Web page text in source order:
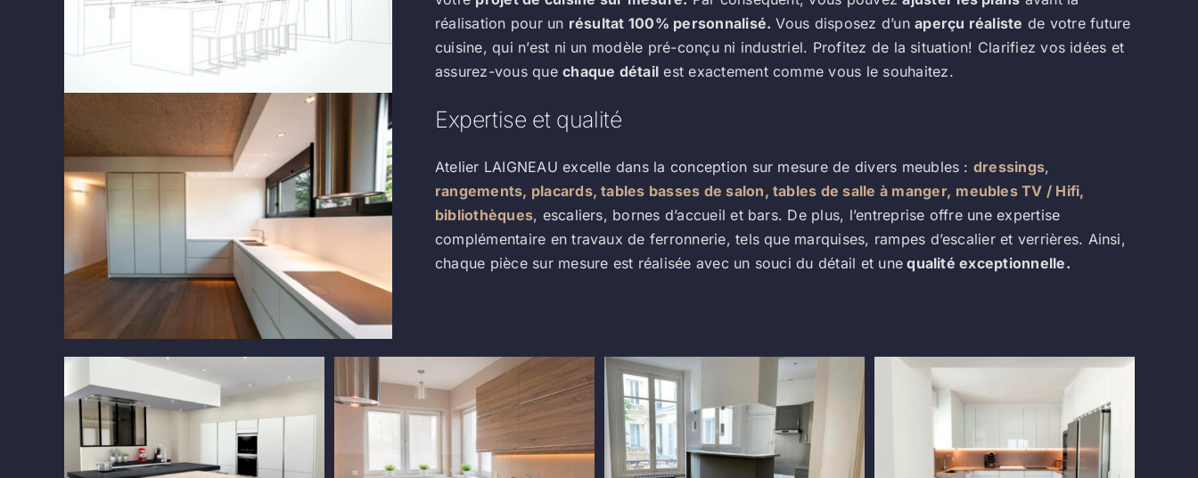
réalisation pour un résultat 100% personnalisé. Vous disposez d’unaperçu réaliste de votre future
cuisine, qui n’est ni un modèle pré-conçu ni industriel. Profitez de la situation! Clarifiez vos idées et
assurez-vous quechaque détail est exactement comme vous le souhaitez.
Expertise et qualité
Atelier LAIGNEAU excelle dans la conception sur mesure de divers meubles : dressings,
rangements, placards, tables basses de salon, tables de salle à manger, meubles TV / Hifi,
bibliothèques, escaliers, bornes d’accueil et bars. De plus, l’entreprise offre une expertise
complémentaire en travaux de ferronnerie, tels que marquises, rampes d’escalier et verrières. Ainsi,
chaque pièce sur mesure est réalisée avec un souci du détail et une qualité exceptionnelle.